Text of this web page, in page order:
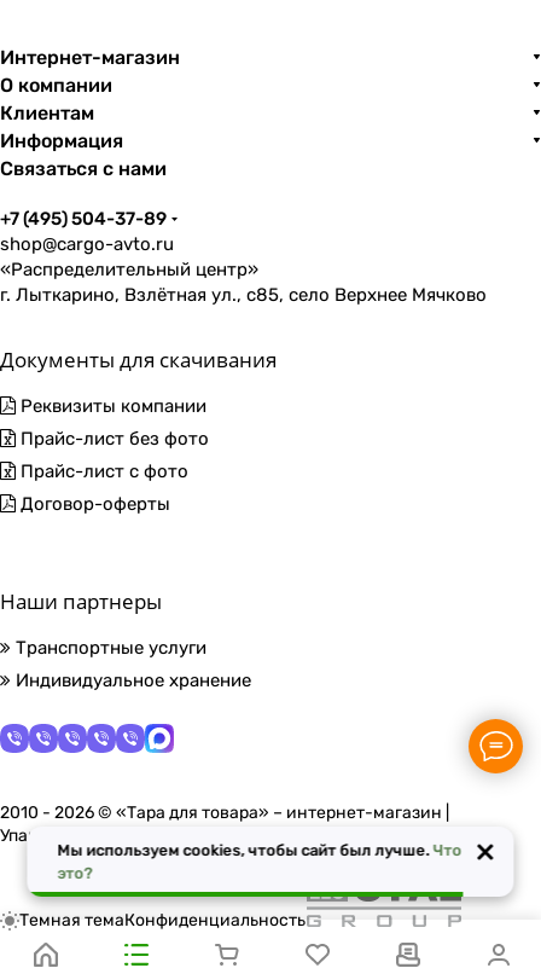
Интернет-магазин
О компании
Клиентам
Информация
Связаться с нами
+7 (495) 504-37-89
shop@cargo-avto.ru
«Распределительный центр»
г. Лыткарино, Взлётная ул., с85, село Верхнее Мячково
Документы для скачивания
Реквизиты компании
Прайс-лист без фото
Прайс-лист с фото
Договор-оферты
Наши партнеры
Транспортные услуги
Индивидуальное хранение
2010 - 2026 © «Тара для товара» – интернет-магазин |
Упаковочные материалы в Москве
Темная темаКонфиденциальность
Мы используем cookies, чтобы сайт был лучше.Что
это?
×